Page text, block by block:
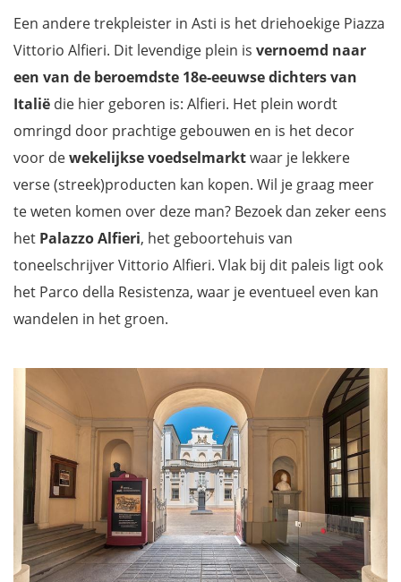
Een andere trekpleister in Asti is het driehoekige Piazza
Vittorio Alfieri. Dit levendige plein is vernoemd naar
een van de beroemdste 18e-eeuwse dichters van
Italië die hier geboren is: Alfieri. Het plein wordt
omringd door prachtige gebouwen en is het decor
voor dewekelijkse voedselmarktwaar je lekkere
verse (streek)producten kan kopen. Wil je graag meer
te weten komen over deze man? Bezoek dan zeker eens
het Palazzo Alfieri, het geboortehuis van
toneelschrijver Vittorio Alfieri. Vlak bij dit paleis ligt ook
het Parco della Resistenza, waar je eventueel even kan
wandelen in het groen.